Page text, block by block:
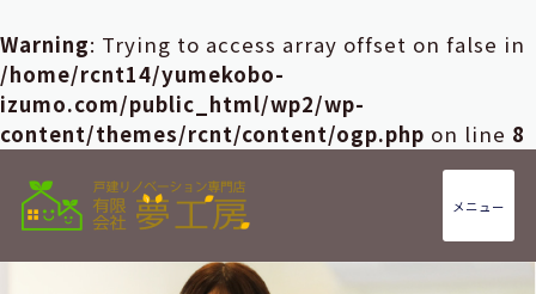
Warning: Trying to access array offset on false in
/home/rcnt14/yumekobo-
izumo.com/public_html/wp2/wp-
content/themes/rcnt/content/ogp.php on line 8
メニュー